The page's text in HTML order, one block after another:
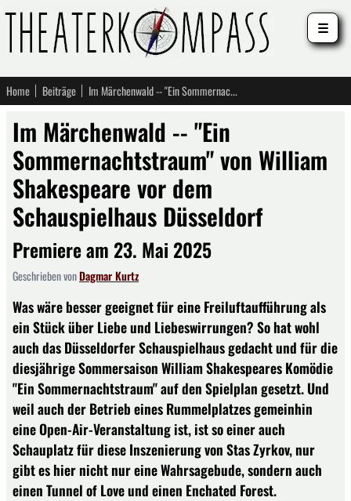
Home Beiträge Im Märchenwald -- "Ein Sommernachtstraum" von William Shakespeare vor dem Schauspielhaus Düsseldorf
Im Märchenwald -- "Ein
Sommernachtstraum" von William
Shakespeare vor dem
Schauspielhaus Düsseldorf
Premiere am 23. Mai 2025
Geschrieben vonDagmar Kurtz
Was wäre besser geeignet für eine Freiluftaufführung als
ein Stück über Liebe und Liebeswirrungen? So hat wohl
auch das Düsseldorfer Schauspielhaus gedacht und für die
diesjährige Sommersaison William Shakespeares Komödie
"Ein Sommernachtstraum" auf den Spielplan gesetzt. Und
weil auch der Betrieb eines Rummelplatzes gemeinhin
eine Open-Air-Veranstaltung ist, ist so einer auch
Schauplatz für diese Inszenierung von Stas Zyrkov, nur
gibt es hier nicht nur eine Wahrsagebude, sondern auch
einen Tunnel of Love und einen Enchated Forest.
☰